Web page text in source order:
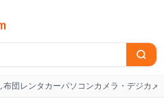
布団レンタカーパソコンカメラ・デジカメ